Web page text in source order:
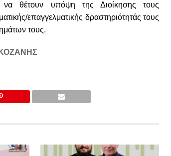
θέτουν υπόψη της Διοίκησης τους
επαγγελματικής δραστηριότητάς τους
τους.